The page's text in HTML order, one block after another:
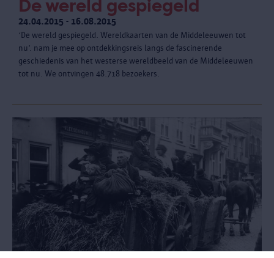
De wereld gespiegeld
24.04.2015 - 16.08.2015
‘De wereld gespiegeld. Wereldkaarten van de Middeleeuwen tot
nu’. nam je mee op ontdekkingsreis langs de fascinerende
geschiedenis van het westerse wereldbeeld van de Middeleeuwen
tot nu. We ontvingen 48.718 bezoekers.